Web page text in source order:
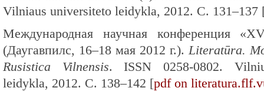
Vilniaus universiteto leidykla, 2012. С. 131–137
Международная научная конференция
(Даугавпилс, 16–18 мая 2012 г.). Literatūra.
Rusistica Vilnensis. ISSN 0258-0802.
leidykla, 2012. С. 138–142 [pdf on